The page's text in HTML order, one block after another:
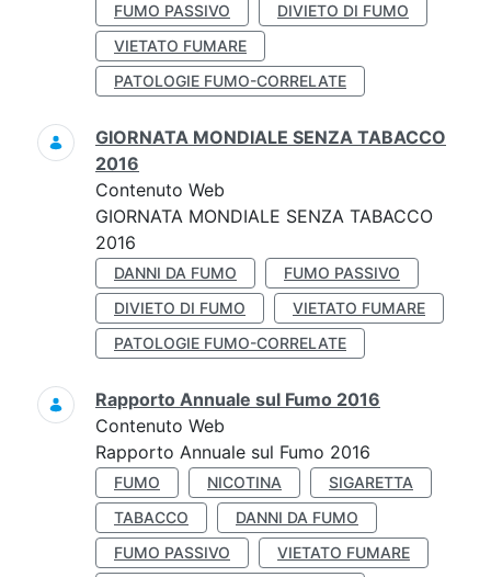
FUMO PASSIVO
DIVIETO DI FUMO
VIETATO FUMARE
PATOLOGIE FUMO-CORRELATE
GIORNATA MONDIALE SENZA TABACCO
2016
Contenuto Web
GIORNATA MONDIALE SENZA TABACCO
2016
DANNI DA FUMO
FUMO PASSIVO
DIVIETO DI FUMO
VIETATO FUMARE
PATOLOGIE FUMO-CORRELATE
Rapporto Annuale sul Fumo 2016
Contenuto Web
Rapporto Annuale sul Fumo 2016
FUMO NICOTINA
SIGARETTA
TABACCO
DANNI DA FUMO
FUMO PASSIVO
VIETATO FUMARE